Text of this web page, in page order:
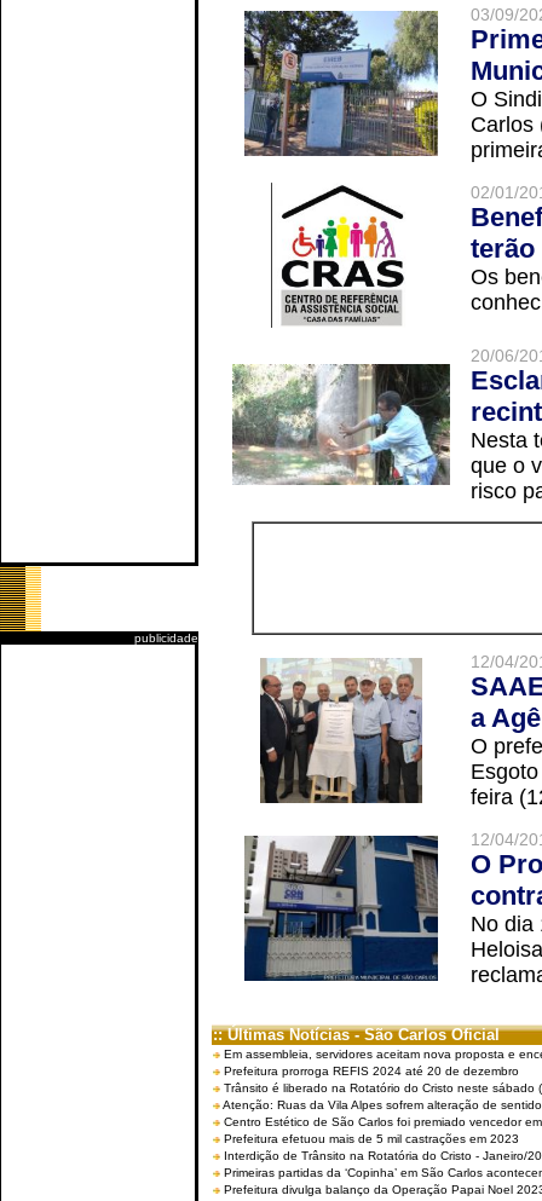
publicidade
03/09/
O
Carlos
02/01/
terão
Os
20/06/
Nesta
que o
risco
12/04/
a
O
feira
12/04/
O
No dia
:: Últimas Notícias - São Carlos Oficial
Em assembleia, servidores aceitam nova proposta e
Prefeitura prorroga REFIS 2024 até 20 de dezembro
Trânsito é liberado na Rotatório do Cristo neste sábado
Atenção: Ruas da Vila Alpes sofrem alteração de
Centro Estético de São Carlos foi premiado vencedor
Prefeitura efetuou mais de 5 mil castrações em 2023
Interdição de Trânsito na Rotatória do Cristo - Janeiro/
Primeiras partidas da ‘Copinha’ em São Carlos
Prefeitura divulga balanço da Operação Papai Noel